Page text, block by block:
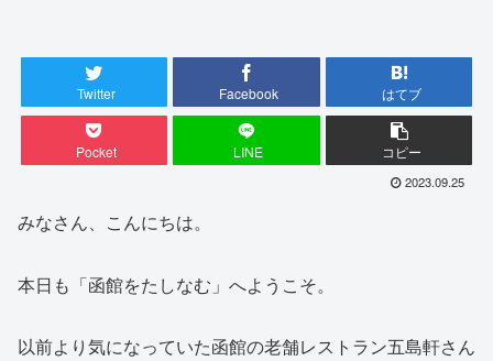
Twitter Facebook はてブ
Pocket LINE コピー
2023.09.25
みなさん、こんにちは。
本日も「函館をたしなむ」へようこそ。
以前より気になっていた函館の老舗レストラン五島軒さん